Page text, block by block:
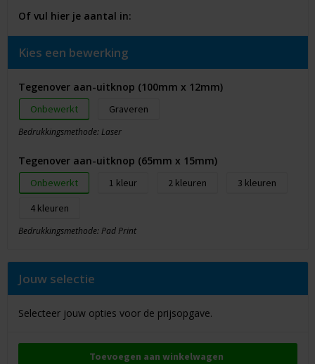
Of vul hier je aantal in:
Kies een bewerking
Tegenover aan-uitknop (100mm x 12mm)
Onbewerkt Graveren
Bedrukkingsmethode: Laser
Tegenover aan-uitknop (65mm x 15mm)
Onbewerkt 1 2
3
4
Bedrukkingsmethode: Pad Print
Jouw selectie
Selecteer jouw opties voor de prijsopgave.
Toevoegen aan winkelwagen